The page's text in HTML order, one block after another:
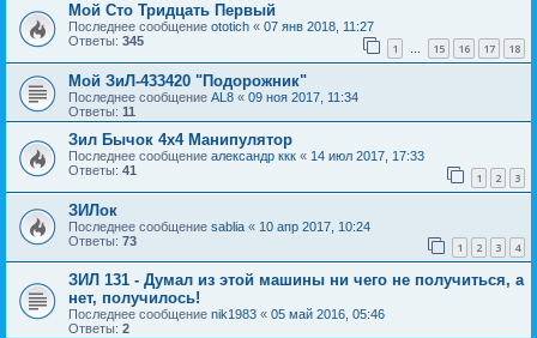
Мой Сто Тридцать Первый
Последнее сообщение ototich « 07 янв 2018, 11:27
Ответы: 345 1 … 15 16 17 18
Мой ЗиЛ-433420 "Подорожник"
Последнее сообщение AL8 « 09 ноя 2017, 11:34
Ответы: 11
Зил Бычок 4х4 Манипулятор
Последнее сообщение александр ккк « 14 июл 2017, 17:33
Ответы: 41 1 2 3
ЗИЛок
Последнее сообщение sablia « 10 апр 2017, 10:24
Ответы: 73 1 2 3 4
ЗИЛ 131 - Думал из этой машины ни чего не получиться, а
нет, получилось!
Последнее сообщение nik1983 « 05 май 2016, 05:46
Ответы: 2